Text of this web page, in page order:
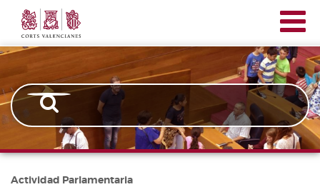
Pasar
contenido
principal
Corts
Valencianes
Actividad Parlamentaria